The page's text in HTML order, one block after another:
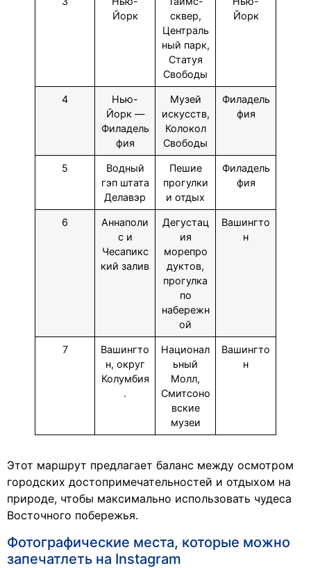
Йорк
сквер,
Централь
ный парк,
Статуя
Свободы
Йорк
4
Нью-
Йорк —
Филадель
фия
Музей
искусств,
Колокол
Свободы
Филадель
фия
5
Водный
гэп штата
Делавэр
Пешие
прогулки
и отдых
Филадель
фия
6
Аннаполи
с и
Чесапикс
кий залив
Дегустац
ия
морепро
дуктов,
прогулка
по
набережн
ой
Вашингто
н
7
Вашингто
н, округ
Колумбия
.
Национал
ьный
Молл,
Смитсоно
вские
музеи
Вашингто
н
Этот маршрут предлагает баланс между осмотром
городских достопримечательностей и отдыхом на
природе, чтобы максимально использовать чудеса
Восточного побережья.
Фотографические места, которые можно
запечатлеть на Instagram